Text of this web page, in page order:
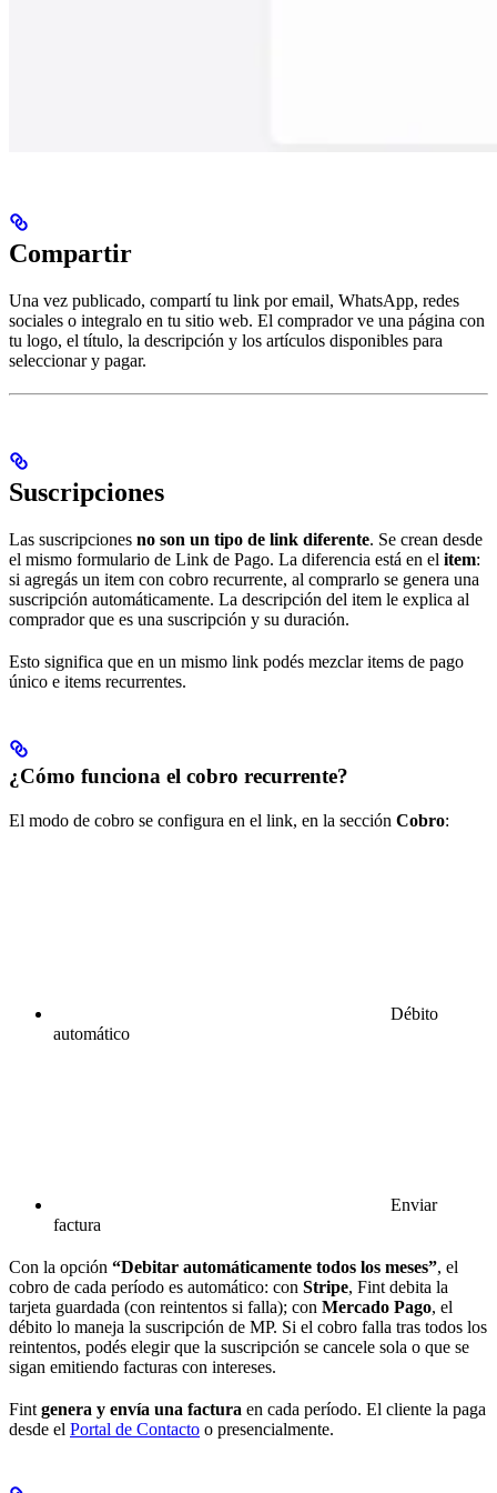
Compartir
Una vez publicado, compartí tu link por email, WhatsApp, redes
sociales o integralo en tu sitio web. El comprador ve una página con
tu logo, el título, la descripción y los artículos disponibles para
seleccionar y pagar.
Suscripciones
Las suscripciones no son un tipo de link diferente. Se crean desde
el mismo formulario de Link de Pago. La diferencia está en el item:
si agregás un item con cobro recurrente, al comprarlo se genera una
suscripción automáticamente. La descripción del item le explica al
comprador que es una suscripción y su duración.
Esto significa que en un mismo link podés mezclar items de pago
único e items recurrentes.
¿Cómo funciona el cobro recurrente?
El modo de cobro se configura en el link, en la sección Cobro:
Débito
automático
Enviar
factura
Con la opción “Debitar automáticamente todos los meses”, el
cobro de cada período es automático: con Stripe, Fint debita la
tarjeta guardada (con reintentos si falla); con Mercado Pago, el
débito lo maneja la suscripción de MP. Si el cobro falla tras todos los
reintentos, podés elegir que la suscripción se cancele sola o que se
sigan emitiendo facturas con intereses.
Fint genera y envía una factura en cada período. El cliente la paga
desde el Portal de Contacto o presencialmente.